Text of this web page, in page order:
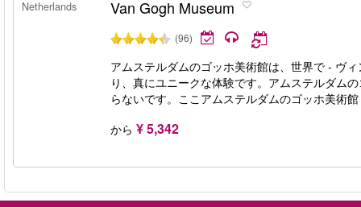
Netherlands
Van Gogh Museum
(96)
アムステルダムのゴッホ美術館は、世界で - ヴ
り、真にユニークな体験です。アムステルダム
らないです。ここアムステルダムのゴッホ美術
から ¥ 5,342